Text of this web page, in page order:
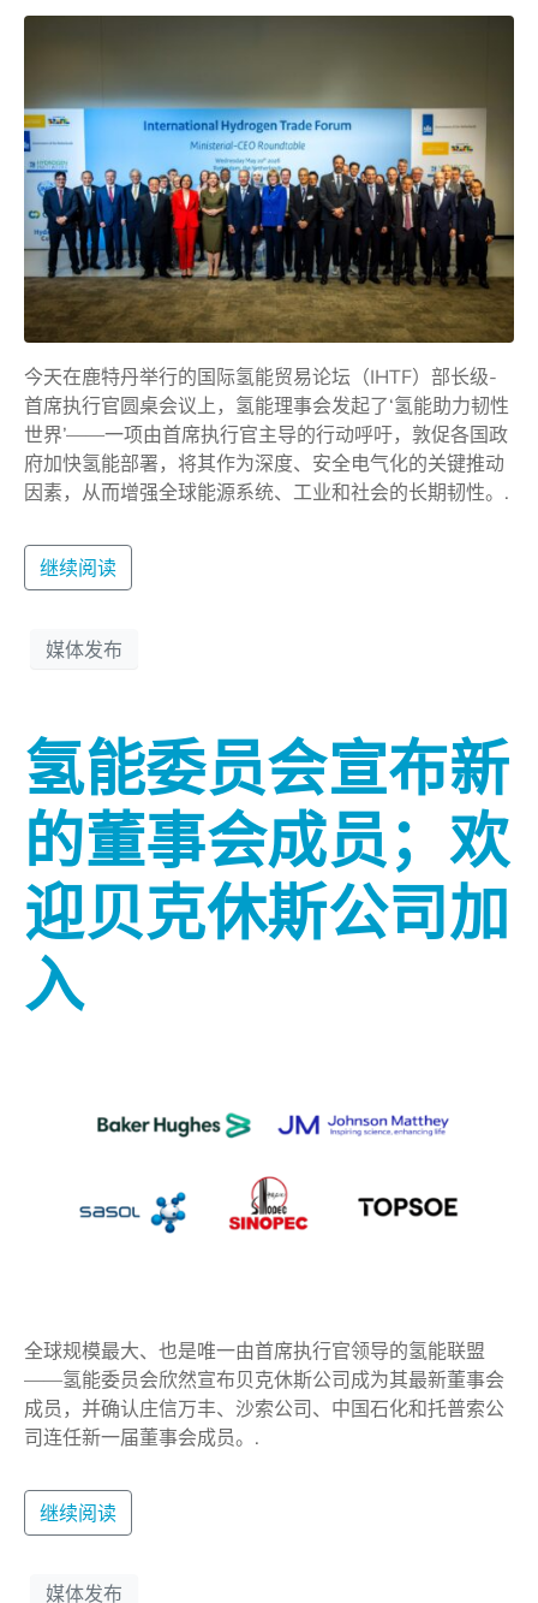
今天在鹿特丹举行的国际氢能贸易论坛（IHTF）部长级-
首席执行官圆桌会议上，氢能理事会发起了‘氢能助力韧性
世界’——一项由首席执行官主导的行动呼吁，敦促各国政
府加快氢能部署，将其作为深度、安全电气化的关键推动
因素，从而增强全球能源系统、工业和社会的长期韧性。.
继续阅读
媒体发布
氢能委员会宣布新
的董事会成员；欢
迎贝克休斯公司加
入
全球规模最大、也是唯一由首席执行官领导的氢能联盟
——氢能委员会欣然宣布贝克休斯公司成为其最新董事会
成员，并确认庄信万丰、沙索公司、中国石化和托普索公
司连任新一届董事会成员。.
继续阅读
媒体发布